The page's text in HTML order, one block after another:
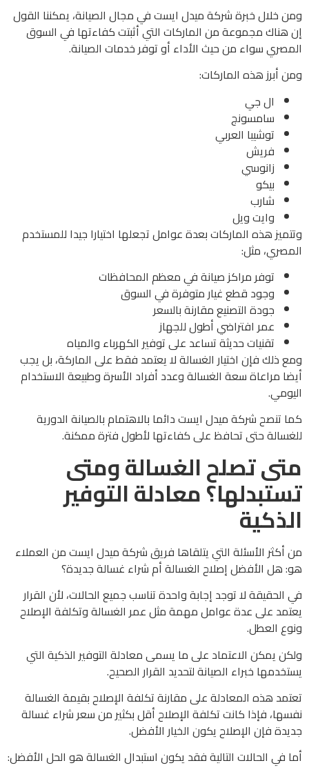
ومن خلال خبرة شركة ميدل ايست في مجال الصيانة، يمكننا القول
إن هناك مجموعة من الماركات التي أثبتت كفاءتها في السوق
المصري سواء من حيث الأداء أو توفر خدمات الصيانة.
ومن أبرز هذه الماركات:
ال جي
سامسونج
توشيبا العربي
فريش
زانوسي
بيكو
شارب
وايت ويل
وتتميز هذه الماركات بعدة عوامل تجعلها اختيارا جيدا للمستخدم
المصري، مثل:
توفر مراكز صيانة في معظم المحافظات
وجود قطع غيار متوفرة في السوق
جودة التصنيع مقارنة بالسعر
عمر افتراضي أطول للجهاز
تقنيات حديثة تساعد على توفير الكهرباء والمياه
ومع ذلك فإن اختيار الغسالة لا يعتمد فقط على الماركة، بل يجب
أيضا مراعاة سعة الغسالة وعدد أفراد الأسرة وطبيعة الاستخدام
اليومي.
كما تنصح شركة ميدل ايست دائما بالاهتمام بالصيانة الدورية
للغسالة حتى تحافظ على كفاءتها لأطول فترة ممكنة.
متى تصلح الغسالة ومتى
تستبدلها؟ معادلة التوفير
الذكية
من أكثر الأسئلة التي يتلقاها فريق شركة ميدل ايست من العملاء
هو: هل الأفضل إصلاح الغسالة أم شراء غسالة جديدة؟
في الحقيقة لا توجد إجابة واحدة تناسب جميع الحالات، لأن القرار
يعتمد على عدة عوامل مهمة مثل عمر الغسالة وتكلفة الإصلاح
ونوع العطل.
ولكن يمكن الاعتماد على ما يسمى معادلة التوفير الذكية التي
يستخدمها خبراء الصيانة لتحديد القرار الصحيح.
تعتمد هذه المعادلة على مقارنة تكلفة الإصلاح بقيمة الغسالة
نفسها، فإذا كانت تكلفة الإصلاح أقل بكثير من سعر شراء غسالة
جديدة فإن الإصلاح يكون الخيار الأفضل.
أما في الحالات التالية فقد يكون استبدال الغسالة هو الحل الأفضل: